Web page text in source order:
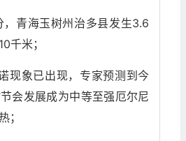
青海玉树州治多县发生3.6
千米；
现象已出现，专家预测到今
会发展成为中等至强厄尔尼
；